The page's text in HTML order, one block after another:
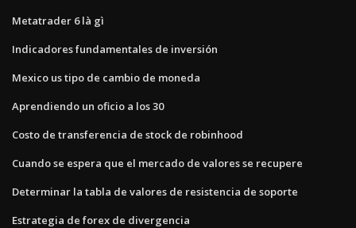
Metatrader 6 là gì
Indicadores fundamentales de inversión
Mexico us tipo de cambio de moneda
Aprendiendo un oficio a los 30
Costo de transferencia de stock de robinhood
Cuando se espera que el mercado de valores se recupere
Determinar la tabla de valores de resistencia de soporte
Estrategia de forex de divergencia